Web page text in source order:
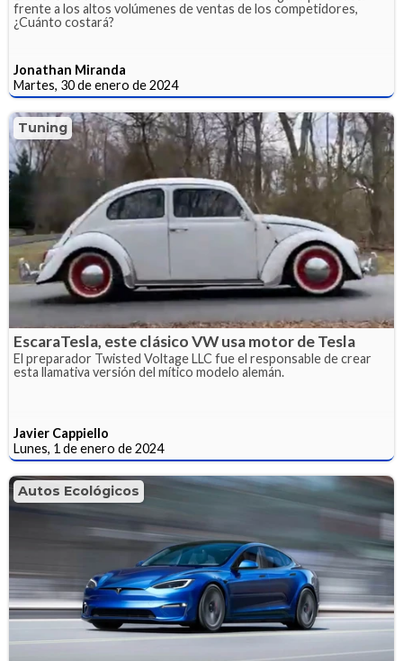
frente a los altos volúmenes de ventas de los competidores,
¿Cuánto costará?
Jonathan Miranda
Martes, 30 de enero de 2024
Tuning
EscaraTesla, este clásico VW usa motor de Tesla
El preparador Twisted Voltage LLC fue el responsable de crear
esta llamativa versión del mítico modelo alemán.
Javier Cappiello
Lunes, 1 de enero de 2024
Autos Ecológicos